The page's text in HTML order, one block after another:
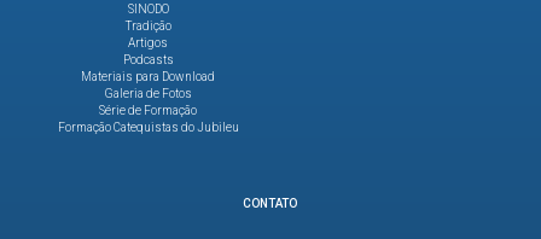
SINODO
Tradição
Artigos
Podcasts
Materiais para Download
Galeria de Fotos
Série de Formação
Formação Catequistas do Jubileu
CONTATO